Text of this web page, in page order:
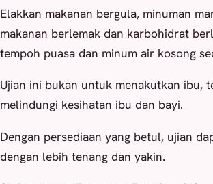
Elakkan makanan bergula, minuman
makanan berlemak dan karbohidrat
tempoh puasa dan minum air kosong
Ujian ini bukan untuk menakutkan ibu,
melindungi kesihatan ibu dan bayi.
Dengan persediaan yang betul, ujian
dengan lebih tenang dan yakin.